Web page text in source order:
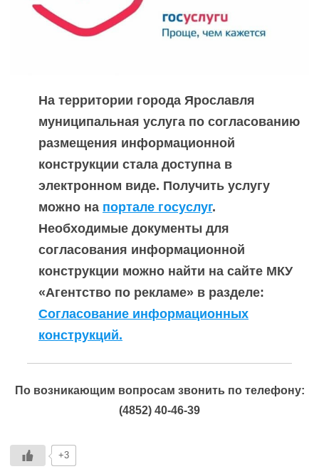
На территории города Ярославля
муниципальная услуга по согласованию
размещения информационной
конструкции стала доступна в
электронном виде. Получить услугу
можно на портале госуслуг.
Необходимые документы для
согласования информационной
конструкции можно найти на сайте МКУ
«Агентство по рекламе» в разделе:
Согласование информационных
конструкций.
По возникающим вопросам звонить по телефону:
(4852) 40-46-39
+3